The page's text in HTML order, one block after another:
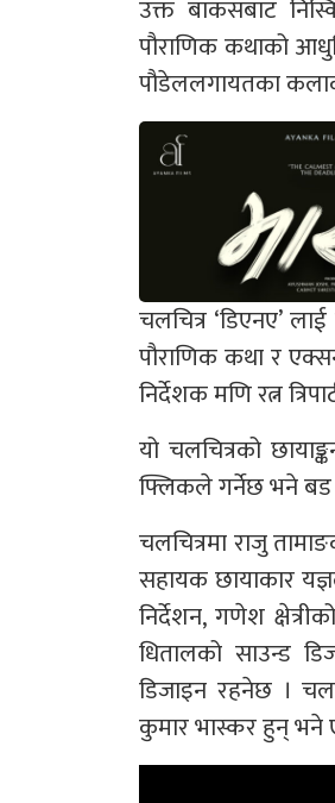
उक्त बाकसबाट
पौराणिक कथाको
पौडेललगायतका
चलचित्र ‘डिएनए’
पौराणिक कथा र
निर्देशक मणि रत्न
यो चलचित्रको
फ्लिकले गर्नेछ भने बड
चलचित्रमा राजु
सहायक छायाकार
निर्देशन, गणेश
धितालको साउन्ड
डिजाइन रहनेछ ।
कुमार भास्कर हुन् भने